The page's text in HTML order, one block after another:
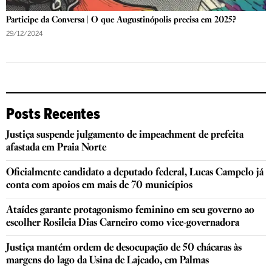
Participe da Conversa | O que Augustinópolis precisa em 2025?
29/12/2024
Posts Recentes
Justiça suspende julgamento de impeachment de prefeita
afastada em Praia Norte
Oficialmente candidato a deputado federal, Lucas Campelo já
conta com apoios em mais de 70 municípios
Ataídes garante protagonismo feminino em seu governo ao
escolher Rosileia Dias Carneiro como vice-governadora
Justiça mantém ordem de desocupação de 50 chácaras às
margens do lago da Usina de Lajeado, em Palmas